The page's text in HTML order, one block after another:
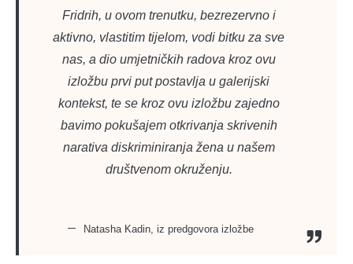
Fridrih, u ovom trenutku, bezrezervno i
aktivno, vlastitim tijelom, vodi bitku za sve
nas, a dio umjetničkih radova kroz ovu
izložbu prvi put postavlja u galerijski
kontekst, te se kroz ovu izložbu zajedno
bavimo pokušajem otkrivanja skrivenih
narativa diskriminiranja žena u našem
društvenom okruženju.
Natasha Kadin, iz predgovora izložbe